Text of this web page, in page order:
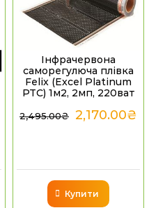
Інфрачервона
саморегулюча плівка
Felix (Excel Platinum
PTC) 1м2, 2мп, 220ват
2,495.00₴ 2,170.00₴
Купити